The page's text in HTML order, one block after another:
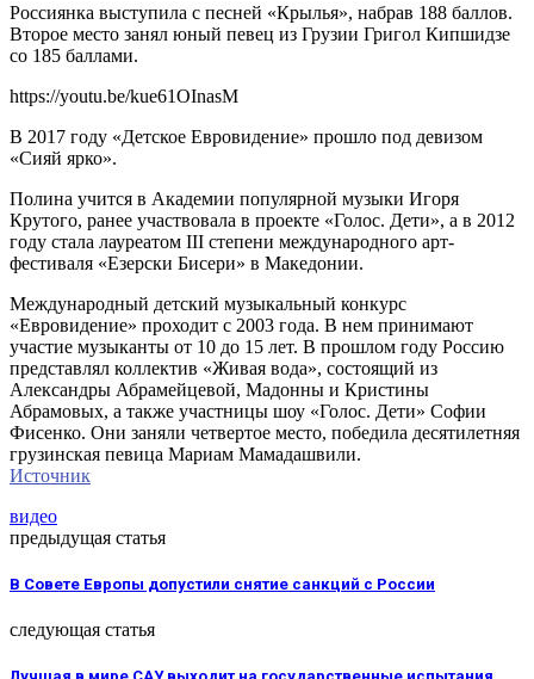
Россиянка выступила с песней «Крылья», набрав 188 баллов.
Второе место занял юный певец из Грузии Григол Кипшидзе
со 185 баллами.
https://youtu.be/kue61OInasM
В 2017 году «Детское Евровидение» прошло под девизом
«Сияй ярко».
Полина учится в Академии популярной музыки Игоря
Крутого, ранее участвовала в проекте «Голос. Дети», а в 2012
году стала лауреатом III степени международного арт-
фестиваля «Езерски Бисери» в Македонии.
Международный детский музыкальный конкурс
«Евровидение» проходит с 2003 года. В нем принимают
участие музыканты от 10 до 15 лет. В прошлом году Россию
представлял коллектив «Живая вода», состоящий из
Александры Абрамейцевой, Мадонны и Кристины
Абрамовых, а также участницы шоу «Голос. Дети» Софии
Фисенко. Они заняли четвертое место, победила десятилетняя
грузинская певица Мариам Мамадашвили.
Источник
видео
предыдущая статья
В Совете Европы допустили снятие санкций с России
следующая статья